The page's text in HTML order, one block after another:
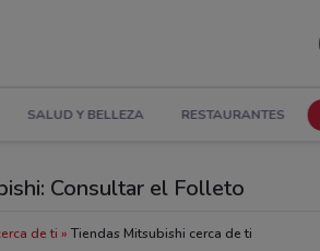
SALUD Y BELLEZA RESTAURANTES
Consultar el Folleto
de ti Tiendas Mitsubishi cerca de ti